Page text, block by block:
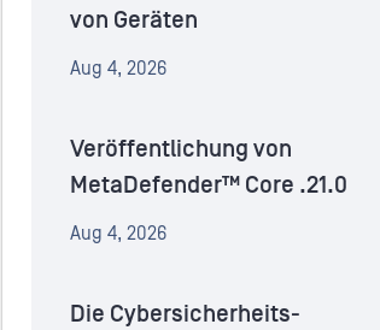
von Geräten
Aug 4, 2026
Veröffentlichung von
MetaDefender™ Core .21.0
Aug 4, 2026
Die Cybersicherheits-